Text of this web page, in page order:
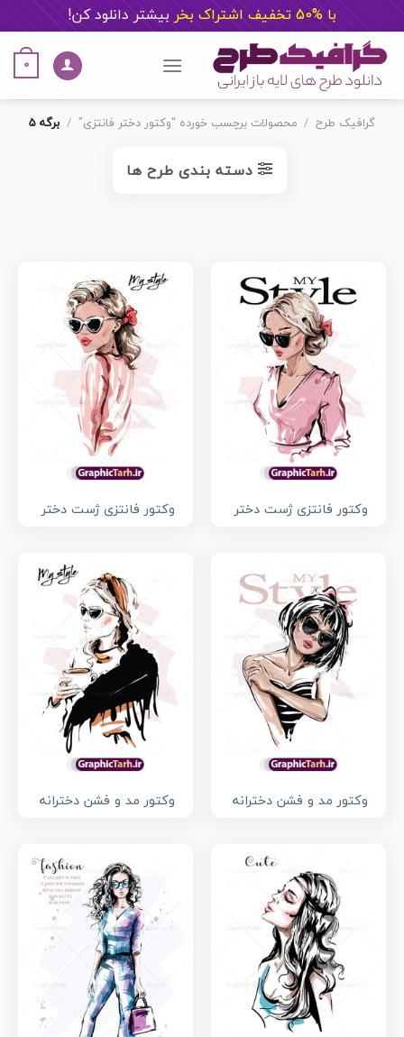
با %50 تخفیف اشتراک بخر بیشتر دانلود کن!
content
0
گرافیک طرح / محصولات برچسب خورده “وکتور دختر فانتزی” / برگه 5
دسته بندی طرح ها
وکتور فانتزی ژست دختر وکتور فانتزی ژست دختر
وکتور مد و فشن دخترانه وکتور مد و فشن دخترانه